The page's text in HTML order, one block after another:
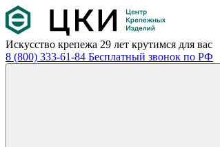
Искусство крепежа 29 лет крутимся для вас
8 (800) 333-61-84 Бесплатный звонок по РФ